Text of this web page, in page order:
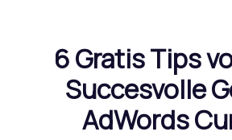
6 Gratis Tips
Succesvolle
AdWords